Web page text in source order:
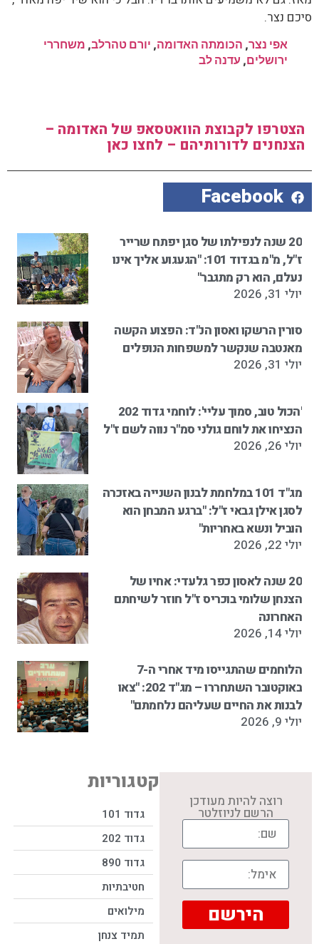
סיכם נצר.
אפי נצר, הכומתה האדומה, יורם טהרלב, משחררי
ירושלים, עדנה לב
הצטרפו לקבוצת הוואטסאפ של האדומה –
הצנחנים לדורותיהם – לחצו כאן
Facebook
20 שנה לנפילתו של סגן יפתח שרייר
ז"ל, מ"מ בגדוד 101: "הגעגוע אליך אינו
נעלם, הוא רק מתגבר"
יולי 31, 2026
סורין הרשקו ואסון הנ"ד: הפצוע הקשה
מאנטבה שנקשר למשפחות הנופלים
יולי 31, 2026
'הכול טוב, סמוך עליי': לוחמי גדוד 202
הנציחו את לוחם גולני סמ"ר נווה לשם ז"ל
יולי 26, 2026
מג"ד 101 במלחמת לבנון השנייה באזכרה
לסגן אילן גבאי ז"ל: "ברגע המבחן הוא
הוביל ונשא באחריות"
יולי 22, 2026
20 שנה לאסון כפר גלעדי: אחיו של
הצנחן שלומי בוכריס ז"ל חוזר לשיחתם
האחרונה
יולי 14, 2026
הלוחמים שהתגייסו מיד אחרי ה-7
באוקטובר השתחררו – מג"ד 202: "צאו
לבנות את החיים שעליהם נלחמתם"
יולי 9, 2026
קטגוריות
גדוד 101
גדוד 202
גדוד 890
חטיבתיות
מילואים
תמיד צנחן
רוצה להיות מעודכן
הרשם לניוזלטר
הירשם